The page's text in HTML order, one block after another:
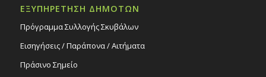
ΕΞΥΠΗΡΕΤΗΣΗ ΔΗΜΟΤΩΝ
Πρόγραμμα Συλλογής Σκυβάλων
Εισηγήσεις / Παράπονα / Αιτήματα
Πράσινο Σημείο